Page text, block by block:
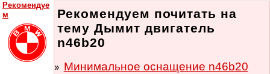
Рекомендуе
м
Рекомендуем почитать на
тему Дымит двигатель
n46b20
Минимальное оснащение n46b20